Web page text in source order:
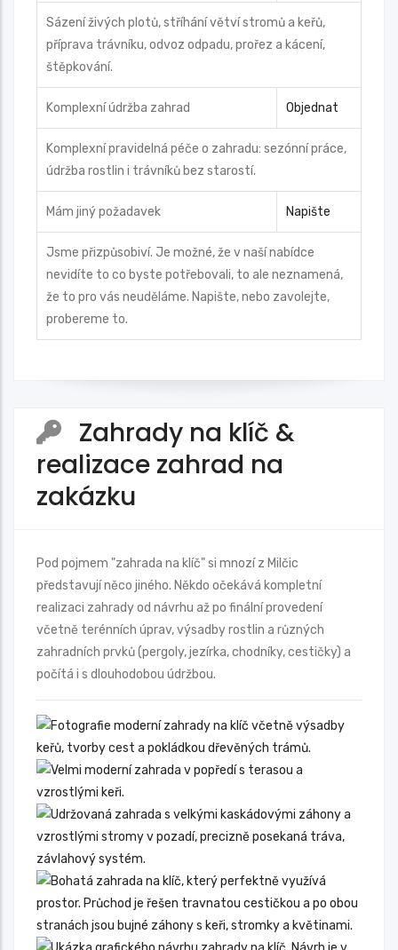
Sázení živých plotů, stříhání větví stromů a keřů,
příprava trávníku, odvoz odpadu, prořez a kácení,
štěpkování.
Komplexní údržba zahrad Objednat
Komplexní pravidelná péče o zahradu: sezónní práce,
údržba rostlin i trávníků bez starostí.
Mám jiný požadavek Napište
Jsme přizpůsobiví. Je možné, že v naší nabídce
nevidíte to co byste potřebovali, to ale neznamená,
že to pro vás neuděláme. Napište, nebo zavolejte,
probereme to.
Zahrady na klíč &
realizace zahrad na
zakázku
Pod pojmem "zahrada na klíč" si mnozí z Milčic
představují něco jiného. Někdo očekává kompletní
realizaci zahrady od návrhu až po finální provedení
včetně terénních úprav, výsadby rostlin a různých
zahradních prvků (pergoly, jezírka, chodníky, cestičky) a
počítá i s dlouhodobou údržbou.